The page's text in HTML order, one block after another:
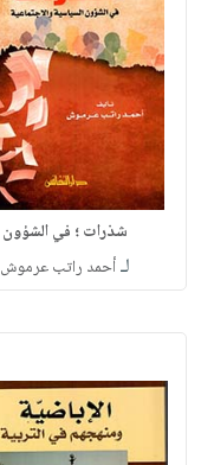
شذرات ؛ في الشؤون
لـأحمد راتب عرموش